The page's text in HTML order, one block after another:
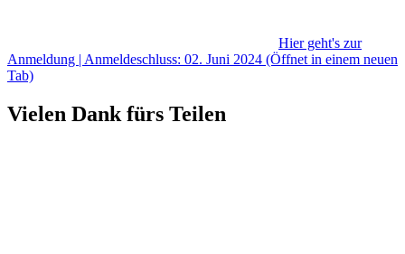
Hier geht's zur
Anmeldung | Anmeldeschluss: 02. Juni 2024 (Öffnet in einem neuen
Tab)
Vielen Dank fürs Teilen